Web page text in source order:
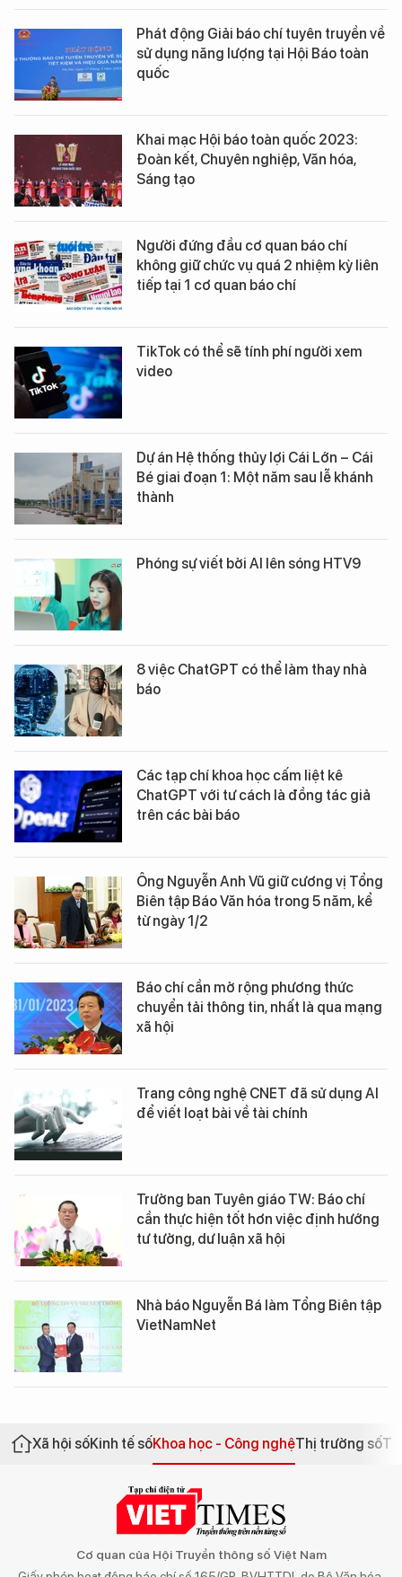
Phát động Giải báo chí tuyên truyền về
sử dụng năng lượng tại Hội Báo toàn
quốc
Khai mạc Hội báo toàn quốc 2023:
Đoàn kết, Chuyên nghiệp, Văn hóa,
Sáng tạo
Người đứng đầu cơ quan báo chí
không giữ chức vụ quá 2 nhiệm kỳ liên
tiếp tại 1 cơ quan báo chí
TikTok có thể sẽ tính phí người xem
video
Dự án Hệ thống thủy lợi Cái Lớn – Cái
Bé giai đoạn 1: Một năm sau lễ khánh
thành
Phóng sự viết bởi AI lên sóng HTV9
8 việc ChatGPT có thể làm thay nhà
báo
Các tạp chí khoa học cấm liệt kê
ChatGPT với tư cách là đồng tác giả
trên các bài báo
Ông Nguyễn Anh Vũ giữ cương vị Tổng
Biên tập Báo Văn hóa trong 5 năm, kể
từ ngày 1/2
Báo chí cần mở rộng phương thức
chuyển tải thông tin, nhất là qua mạng
xã hội
Trang công nghệ CNET đã sử dụng AI
để viết loạt bài về tài chính
Trưởng ban Tuyên giáo TW: Báo chí
cần thực hiện tốt hơn việc định hướng
tư tưởng, dư luận xã hội
Nhà báo Nguyễn Bá làm Tổng Biên tập
VietNamNet
Xã hội sốKinh tế sốKhoa học - Công nghệThị trường số
Cơ quan của Hội Truyền thông số Việt Nam